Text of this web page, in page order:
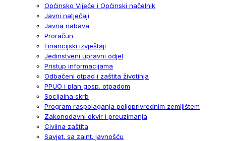
Općinsko Vijeće i Općinski načelnik
Javni natječaji
Javna nabava
Proračun
Financijski izvještaji
Jedinstveni upravni odjel
Pristup informacijama
Odbačeni otpad i zaštita životinja
PPUO i plan gosp. otpadom
Socijalna skrb
Program raspolaganja poljoprivrednim zemljištem
Zakonodavni okvir i preuzimanja
Civilna zaštita
Savjet. sa zaint. javnošću